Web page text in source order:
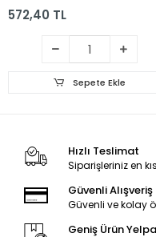
572,40 TL
Sepete Ekle
Hızlı Teslimat
Siparişleriniz en
Güvenli Alışveriş
Güvenli ve kolay
Geniş Ürün